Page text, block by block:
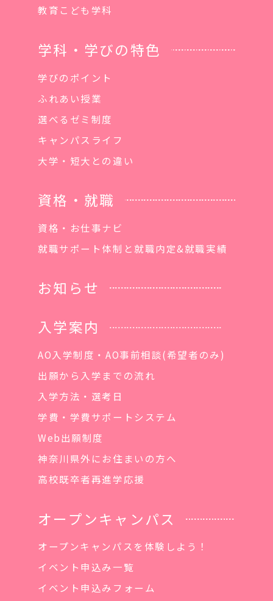
教育こども学科
学科・学びの特色
学びのポイント
ふれあい授業
選べるゼミ制度
キャンパスライフ
大学・短大との違い
資格・就職
資格・お仕事ナビ
就職サポート体制と就職内定&就職実績
お知らせ
入学案内
AO入学制度・AO事前相談(希望者のみ)
出願から入学までの流れ
入学方法・選考日
学費・学費サポートシステム
Web出願制度
神奈川県外にお住まいの方へ
高校既卒者再進学応援
オープンキャンパス
オープンキャンパスを体験しよう！
イベント申込み一覧
イベント申込みフォーム